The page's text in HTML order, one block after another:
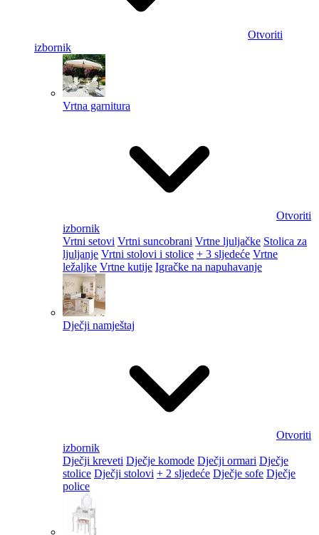
Otvoriti
izbornik
Vrtna garnitura
Otvoriti
izbornik
Vrtni setovi Vrtni suncobrani Vrtne ljuljačke Stolica za
ljuljanje Vrtni stolovi i stolice + 3 sljedeće Vrtne
ležaljke Vrtne kutije Igračke na napuhavanje
Dječji namještaj
Otvoriti
izbornik
Dječji kreveti Dječje komode Dječji ormari Dječje
stolice Dječji stolovi + 2 sljedeće Dječje sofe Dječje
police